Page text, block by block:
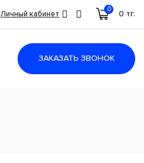
Личный кабинет
0
0 тг.
ЗАКАЗАТЬ ЗВОНОК